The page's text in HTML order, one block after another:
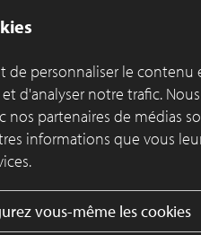
l’ancienne place du
de parking.
leur place. Aujourd’hui, la
vivant et verdoyant,
l'authenticité et à la
SeptimA
en terre cuite SeptimA
de personnaliser le
d'analyser notre trafic.
nos partenaires de médias
informations que vous
vous-même les cookies